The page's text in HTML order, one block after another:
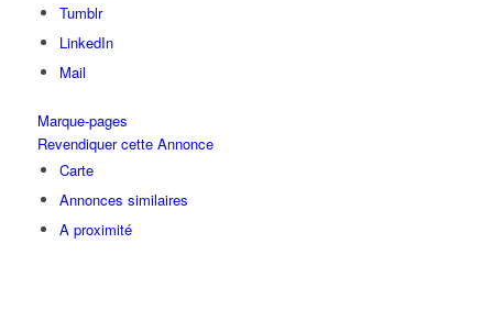
Tumblr
LinkedIn
Mail
Marque-pages
Revendiquer cette Annonce
Carte
Annonces similaires
A proximité